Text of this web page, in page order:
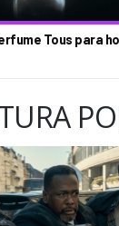
Tous para